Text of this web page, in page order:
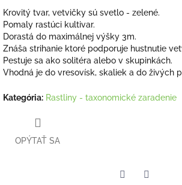
Krovitý tvar, vetvičky sú svetlo - zelené.
Pomaly rastúci kultivar.
Dorastá do maximálnej výšky 3m.
Znáša strihanie ktoré podporuje hustnutie
Pestuje sa ako solitéra alebo v skupinkách.
Vhodná je do vresovísk, skaliek a do živých
Kategória: Rastliny - taxonomické zaradenie
OPÝTAŤ SA